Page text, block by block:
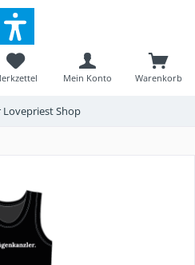
Warenkorb
Mein Konto
Lovepriest Shop